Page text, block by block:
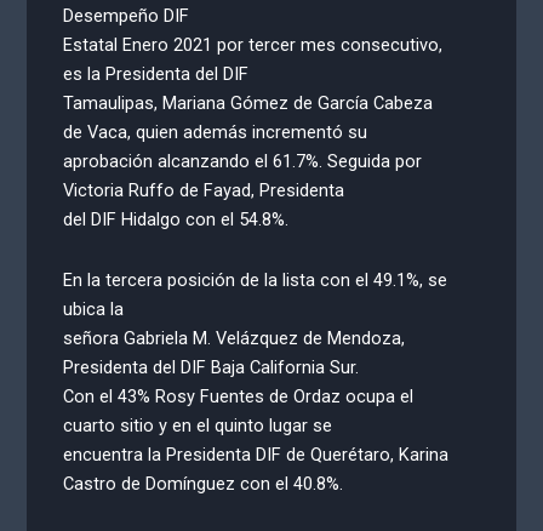
Desempeño DIF
Estatal Enero 2021 por tercer mes consecutivo,
es la Presidenta del DIF
Tamaulipas, Mariana Gómez de García Cabeza
de Vaca, quien además incrementó su
aprobación alcanzando el 61.7%. Seguida por
Victoria Ruffo de Fayad, Presidenta
del DIF Hidalgo con el 54.8%.
En la tercera posición de la lista con el 49.1%, se
ubica la
señora Gabriela M. Velázquez de Mendoza,
Presidenta del DIF Baja California Sur.
Con el 43% Rosy Fuentes de Ordaz ocupa el
cuarto sitio y en el quinto lugar se
encuentra la Presidenta DIF de Querétaro, Karina
Castro de Domínguez con el 40.8%.